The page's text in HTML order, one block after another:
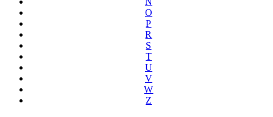
O
P
R
S
T
U
V
W
Z